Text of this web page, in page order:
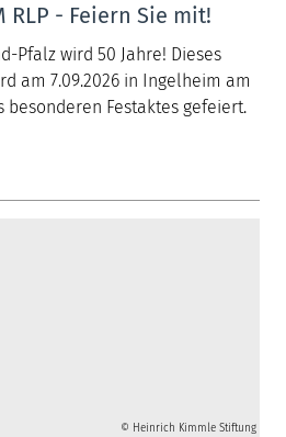
RLP - Feiern Sie mit!
Pfalz wird 50 Jahre! Dieses
am 7.09.2026 in Ingelheim am
besonderen Festaktes gefeiert.
© Heinrich Kimmle Stiftung